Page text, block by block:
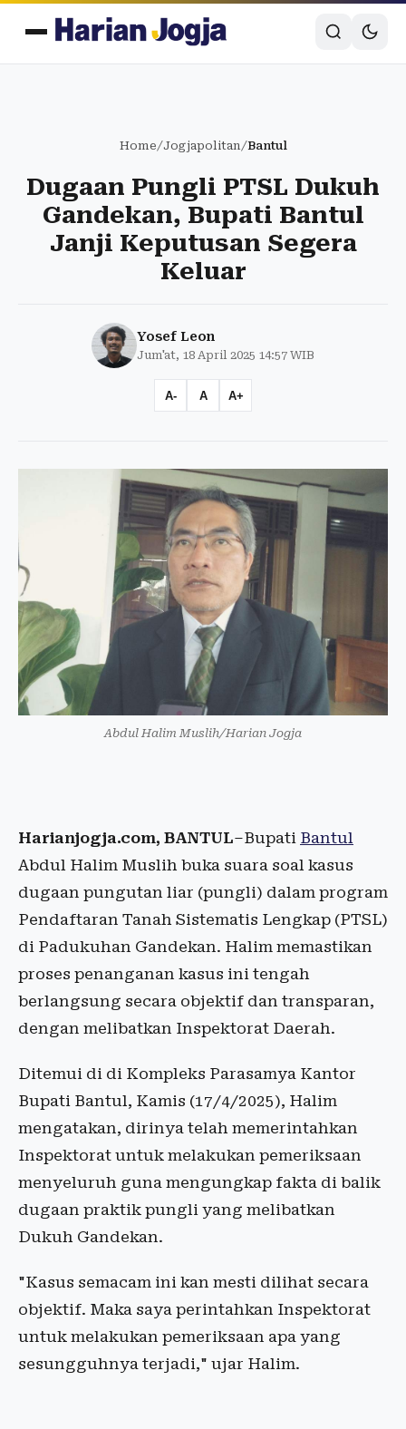
Home/Jogjapolitan/Bantul
Dugaan Pungli PTSL Dukuh
Gandekan, Bupati Bantul
Janji Keputusan Segera
Keluar
Yosef Leon
Jum'at, 18 April 2025 14:57 WIB
A- A A+
Abdul Halim Muslih/Harian Jogja
Harianjogja.com, BANTUL–Bupati Bantul
Abdul Halim Muslih buka suara soal kasus
dugaan pungutan liar (pungli) dalam program
Pendaftaran Tanah Sistematis Lengkap (PTSL)
di Padukuhan Gandekan. Halim memastikan
proses penanganan kasus ini tengah
berlangsung secara objektif dan transparan,
dengan melibatkan Inspektorat Daerah.
Ditemui di di Kompleks Parasamya Kantor
Bupati Bantul, Kamis (17/4/2025), Halim
mengatakan, dirinya telah memerintahkan
Inspektorat untuk melakukan pemeriksaan
menyeluruh guna mengungkap fakta di balik
dugaan praktik pungli yang melibatkan
Dukuh Gandekan.
"Kasus semacam ini kan mesti dilihat secara
objektif. Maka saya perintahkan Inspektorat
untuk melakukan pemeriksaan apa yang
sesungguhnya terjadi," ujar Halim.